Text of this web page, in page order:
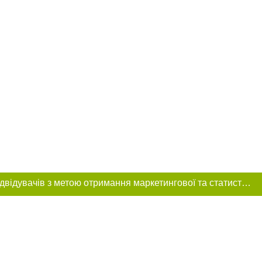
Цей сайт використовує «cookies». Також веб-сайт використовує інтернет-сервіс для збору технічних даних стосовно відвідувачів з метою отримання маркетингової та статистичної інформації. Умови обробки даних відвідувачів сайту див.